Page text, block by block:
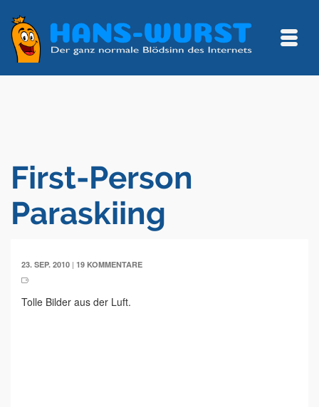
First-Person
Paraskiing
23. SEP. 2010 | 19 KOMMENTARE
Tolle Bilder aus der Luft.